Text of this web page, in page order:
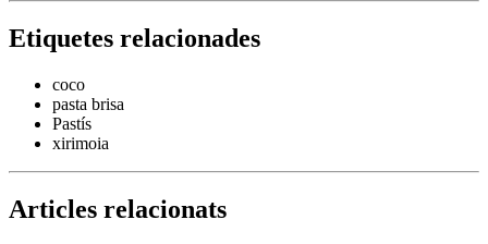
Etiquetes relacionades
coco
pasta brisa
Pastís
xirimoia
Articles relacionats